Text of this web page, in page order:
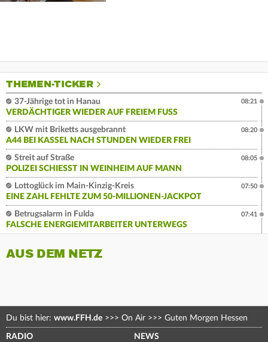
THEMEN-TICKER
37-Jährige tot in Hanau
VERDÄCHTIGER WIEDER AUF FREIEM FUSS
08:21
LKW mit Briketts ausgebrannt
A44 BEI KASSEL NACH STUNDEN WIEDER FREI
08:20
Streit auf Straße
POLIZEI SCHIESST IN WEINHEIM AUF MANN
08:05
Lottoglück im Main-Kinzig-Kreis
EINE ZAHL FEHLTE ZUM 50-MILLIONEN-JACKPOT
07:50
Betrugsalarm in Fulda
FALSCHE ENERGIEMITARBEITER UNTERWEGS
07:41
AUS DEM NETZ
Du bist hier: www.FFH.de >>> On Air >>> Guten Morgen Hessen
RADIO NEWS